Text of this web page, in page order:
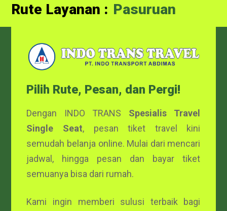
Rute Layanan : Probolinggo
Pilih Rute, Pesan, dan Pergi!
Dengan INDO TRANS Spesialis Travel
Single Seat, pesan tiket travel kini
semudah belanja online. Mulai dari mencari
jadwal, hingga pesan dan bayar tiket
semuanya bisa dari rumah.
Kami ingin memberi sulusi terbaik bagi